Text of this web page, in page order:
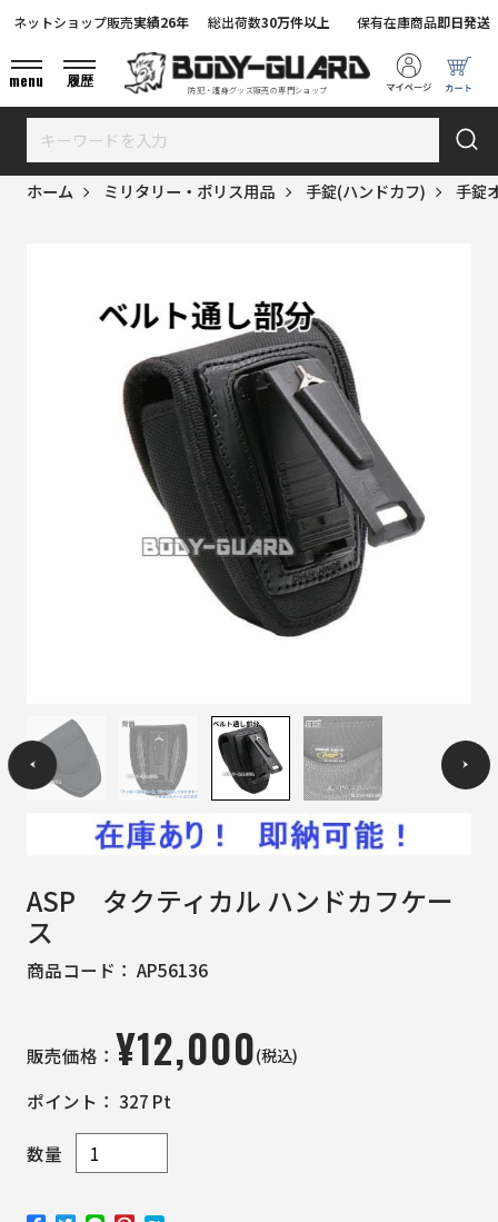
防犯・護身グッズ販売の専門ショップ
ネットショップ販売実績26年 総出荷数30万件以上 保有在庫商品即日発送
menu 履歴
ホーム ミリタリー・ポリス用品 手錠(ハンドカフ) 手錠
ASP タクティカル ハンドカフケー
ス
商品コード： AP56136
販売価格： ¥12,000(税込)
ポイント： 327 Pt
数量